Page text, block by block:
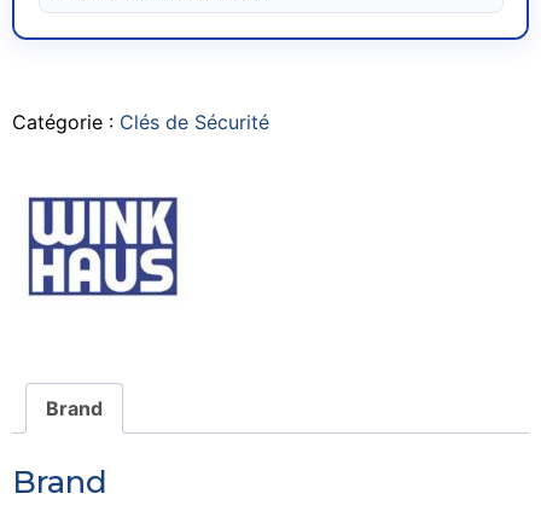
Catégorie : Clés de Sécurité
Brand
Brand